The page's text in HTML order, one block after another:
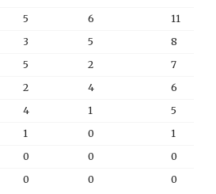
5 6
11
3 5
8
5 2
7
2 4
6
4 1
5
1 0
1
0 0
0
0 0 0